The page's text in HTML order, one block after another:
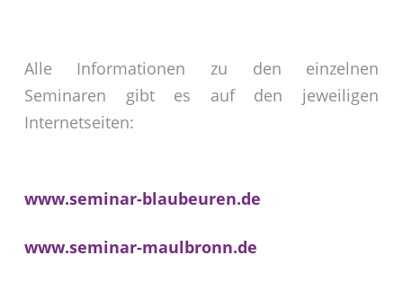
Alle Informationen zu den einzelnen
Seminaren gibt es auf den jeweiligen
Internetseiten:
www.seminar-blaubeuren.de
www.seminar-maulbronn.de